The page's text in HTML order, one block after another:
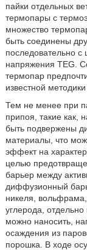
пайки отдельных
термопары с
множество
быть соединены
последовательно
напряжения TEG.
термопар
известной методики
Тем не менее при
припоя, такие как,
быть подвержены
материалы, что
эффект на
целью
барьер между
диффузионный
никеля,
углерода,
можно наносить,
осаждения из
порошка. В ходе